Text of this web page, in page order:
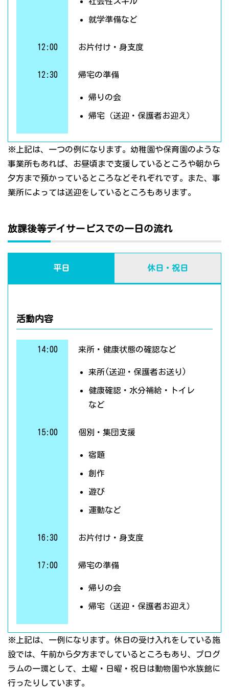
就学準備など
12:00 お片付け・身支度
12:30 帰宅の準備
帰りの会
帰宅（送迎・保護者お迎え）
※上記は、一つの例になります。幼稚園や保育園のような
事業所もあれば、お昼頃まで支援しているところや朝から
夕方まで預かっているところなどそれぞれです。また、事
業所によっては送迎をしているところもあります。
放課後等デイサービスでの一日の流れ
平日 休日・祝日
活動内容
14:00 来所・健康状態の確認など
来所(送迎・保護者お送り)
健康確認・水分補給・トイレ
など
15:00 個別・集団支援
宿題
創作
遊び
運動など
16:30 お片付け・身支度
17:00 帰宅の準備
帰りの会
帰宅（送迎・保護者お迎え）
※上記は、一例になります。休日の受け入れをしている施
設では、午前から夕方までしているところもあり、プログ
ラムの一環として、土曜・日曜・祝日は動物園や水族館に
行ったりしています。